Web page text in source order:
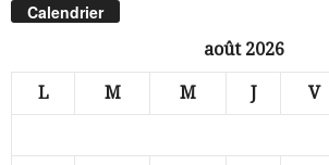
Calendrier
août 2026
L M M J V